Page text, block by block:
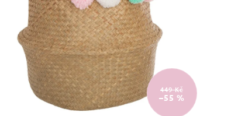
449 Kč
–55 %